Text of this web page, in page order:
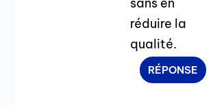
réduire la
qualité.
RÉPONSE